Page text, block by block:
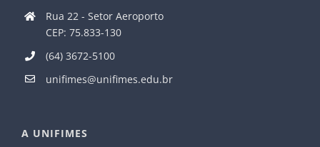
Rua 22 - Setor Aeroporto
CEP: 75.833-130
(64) 3672-5100
unifimes@unifimes.edu.br
A UNIFIMES